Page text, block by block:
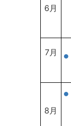
6月
7月
8月